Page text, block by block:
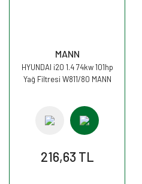
MANN
HYUNDAI i20 1.4 74kw 101hp
Yağ Filtresi W811/80 MANN
216,63 TL